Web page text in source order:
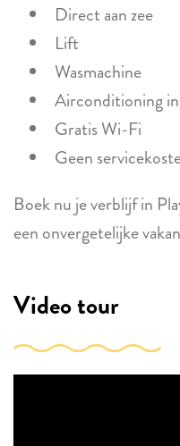
Direct aan zee
Lift
Wasmachine
Airconditioning in
Gratis Wi-Fi
Geen
Boek nu je verblijf in
een onvergetelijke
Video tour